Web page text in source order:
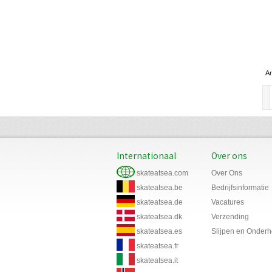
Internationaal
skateatsea.com
skateatsea.be
skateatsea.de
skateatsea.dk
skateatsea.es
skateatsea.fr
skateatsea.it
Over ons
Over Ons
Bedrijfsinformatie
Vacatures
Verzending
Slijpen en